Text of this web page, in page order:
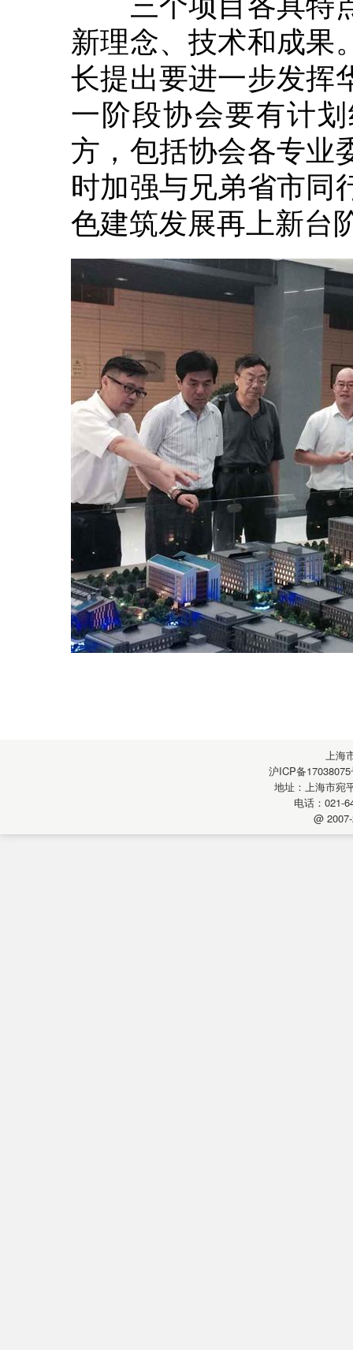
新理念、技术和成果
长提出要进一步发挥
一阶段协会要有计
方，包括协会各专业
时加强与兄弟省市同
色建筑发展再上新台
上海
沪ICP备
地址：上海市宛
电话：021-
@